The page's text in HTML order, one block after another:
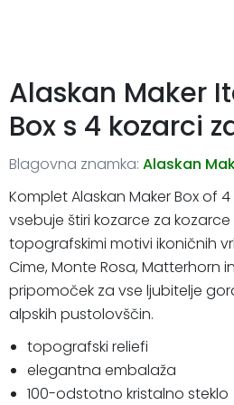
Alaskan Maker
Box s 4 kozarci
Blagovna znamka: Alaskan
Komplet Alaskan Maker Box of
vsebuje štiri kozarce za
topografskimi motivi ikoničnih
Cime, Monte Rosa, Matterhorn
pripomoček za vse ljubitelje
alpskih pustolovščin.
topografski reliefi
elegantna embalaža
100-odstotno kristalno steklo